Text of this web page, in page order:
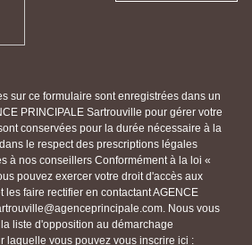
sur ce formulaire sont enregistrées dans un
PRINCIPALE Sartrouville pour gérer votre
conservées pour la durée nécessaire à la
le respect des prescriptions légales
à nos conseillers Conformément à la loi «
pouvez exercer votre droit d'accès aux
les faire rectifier en contactant AGENCE
Nous vous
liste d'opposition au démarchage
laquelle vous pouvez vous inscrire ici :